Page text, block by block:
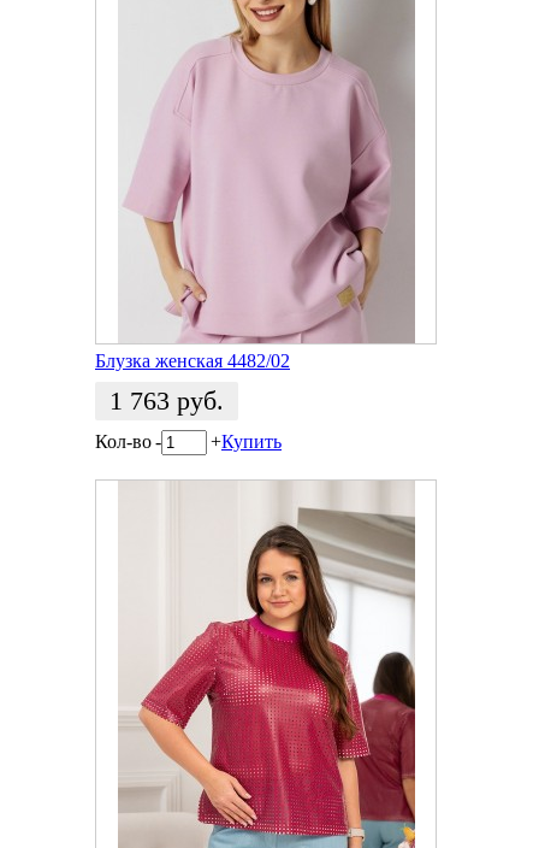
Блузка женская 4482/02
1 763 руб.
Кол-во- +Купить